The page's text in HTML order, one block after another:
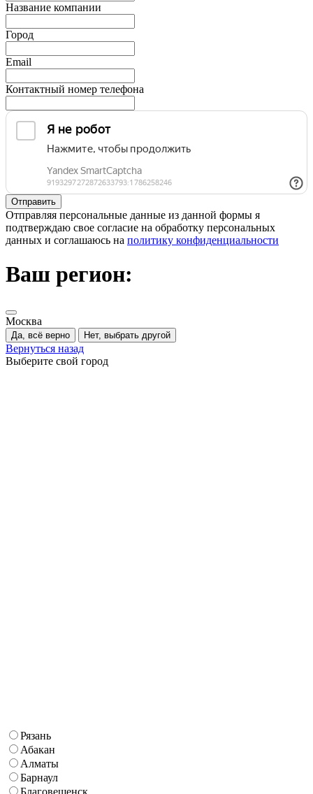
Название компании
Город
Email
Контактный номер телефона
Отправляя персональные данные из данной формы я
подтверждаю свое согласие на обработку персональных
данных и соглашаюсь на политику конфиденциальности
Ваш регион:
Москва
Да, всё верно Нет, выбрать другой
Вернуться назад
Выберите свой город
Рязань
Абакан
Алматы
Барнаул
Благовещенск